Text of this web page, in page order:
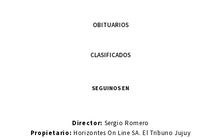
OBITUARIOS
CLASIFICADOS
SEGUINOS EN
Director: Sergio Romero
Propietario:Horizontes On Line SA. El Tribuno Jujuy